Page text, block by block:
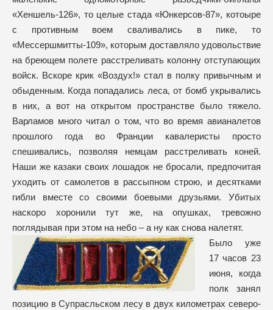
«Хеншель-126», то целые стада «Юнкерсов-87», котоыре
с противным воем сваливались в пике, то
«Мессершмитты-109», которым доставляло удовольствие
на бреющем полете расстреливать колонну отступающих
войск. Вскоре крик «Воздух!» стал в полку привычным и
обыденным. Когда попадались леса, от бомб укрывались
в них, а вот на открытом пространстве было тяжело.
Варламов много читал о том, что во время авианалетов
прошлого года во Франции кавалеристы просто
спешивались, позволяя немцам расстреливать коней.
Наши же казаки своих лошадок не бросали, предпочитая
уходить от самолетов в рассыпном строю, и десятками
гибли вместе со своими боевыми друзьями. Убитых
наскоро хоронили тут же, на опушках, тревожно
поглядывая при этом на небо – а ну как снова налетят.
Было уже
17 часов 23
июня, когда
полк занял
позицию в Супрасльском лесу в двух километрах северо-